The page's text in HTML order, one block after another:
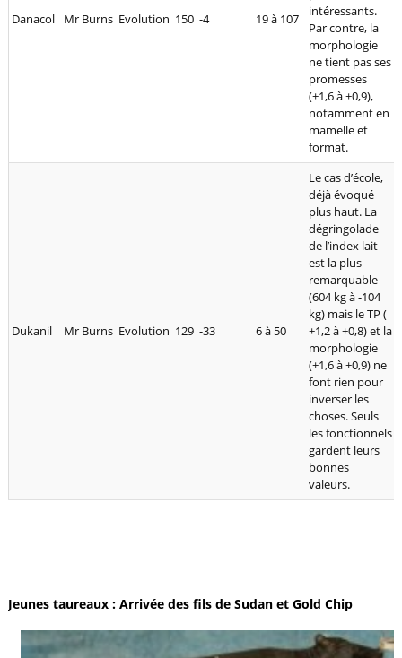
Danacol Mr Burns Evolution 150 -4 19 à 107
intéressants.
Par contre, la
morphologie
ne tient pas ses
promesses
(+1,6 à +0,9),
notamment en
mamelle et
format.
Dukanil Mr Burns Evolution 129 -33 6 à 50
Le cas d’école,
déjà évoqué
plus haut. La
dégringolade
de l’index lait
est la plus
remarquable
(604 kg à -104
kg) mais le TP (
+1,2 à +0,8) et la
morphologie
(+1,6 à +0,9) ne
font rien pour
inverser les
choses. Seuls
les fonctionnels
gardent leurs
bonnes
valeurs.
Jeunes taureaux : Arrivée des fils de Sudan et Gold Chip